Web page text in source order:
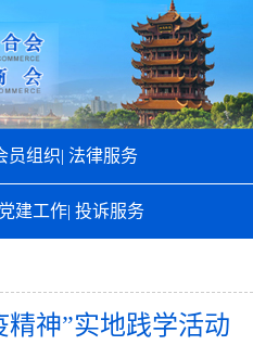
员组织| 法律服务
党建工作| 投诉服务
神”实地践学活动